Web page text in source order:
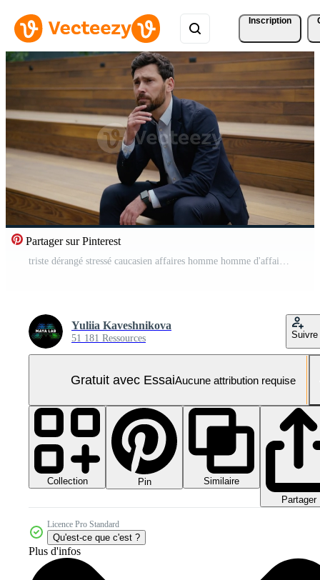
Inscription
Partager sur Pinterest
triste dérangé stressé caucasien affaires homme homme d'affaire faillite mis à la porte perdu emploi crise adulte gars déprimé Masculin dans ville chômage fatigué épuisé anxieux pense santé problème difficulté souffrir en plein air Vidéo Pro
Yuliia Kaveshnikova
51 181 Ressources Suivre
Gratuit avec EssaiAucune attribution requise
Collection Pin
Similaire
Partager
Licence Pro Standard
Qu'est-ce que c'est ?
Plus d'infos